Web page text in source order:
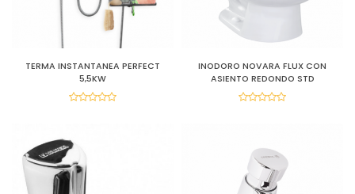
TERMA INSTANTANEA PERFECT
5,5KW
INODORO NOVARA FLUX CON
ASIENTO REDONDO STD